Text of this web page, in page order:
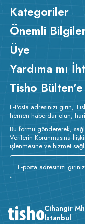
üretilen, özel dikim ve
Ürünün kumaş m
Detayları : Baskılarda
insan sağlığına zarar
maksimum 30 C de ve
Kurutma makinesinde
Kategoriler
Önemli
Üye
Yardıma mı
Tisho
E-Posta adresinizi girin,
hemen haberdar olun,
Bu formu göndererek,
Verilerin Korunmasına
işlenmesine ve hizmet
Cihangir
İstanbul